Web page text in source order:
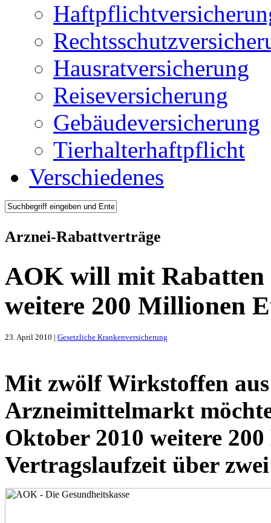
Hausratversicherung
Reiseversicherung
Gebäudeversicherung
Tierhalterhaftpflicht
Verschiedenes
Arznei-Rabattverträge
AOK will mit
weitere 200 Millionen
23. April 2010 | Gesetzliche Krankenversicherung
Mit zwölf Wirkstoffen
Arzneimittelmarkt
Oktober 2010 weitere
Vertragslaufzeit über